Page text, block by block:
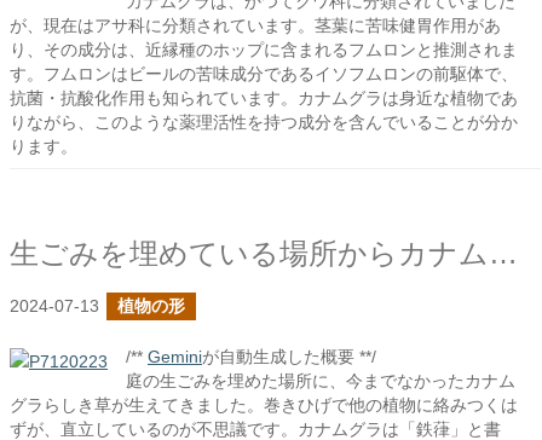
が、現在はアサ科に分類されています。茎葉に苦味健胃作用があ
り、その成分は、近縁種のホップに含まれるフムロンと推測されま
す。フムロンはビールの苦味成分であるイソフムロンの前駆体で、
抗菌・抗酸化作用も知られています。カナムグラは身近な植物であ
りながら、このような薬理活性を持つ成分を含んでいることが分か
ります。
生ごみを埋めている場所からカナムグラらしき草が生えた
2024-07-13 植物の形
/** Geminiが自動生成した概要 **/
庭の生ごみを埋めた場所に、今までなかったカナム
グラらしき草が生えてきました。巻きひげで他の植物に絡みつくは
ずが、直立しているのが不思議です。カナムグラは「鉄葎」と書